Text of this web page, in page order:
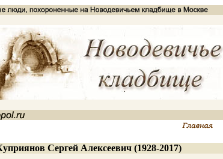
Сергей Алексеевич (1928-2017)